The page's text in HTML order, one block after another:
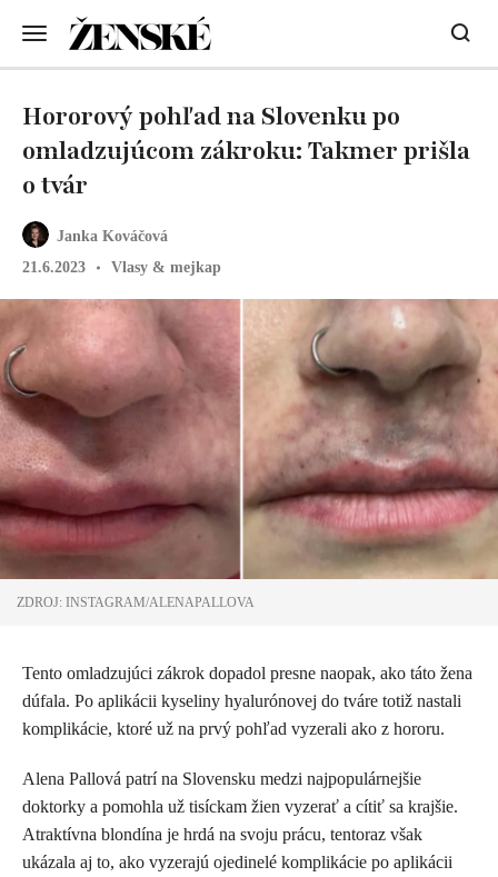
Janka Kováčová
21.6.2023
Vlasy & mejkap
Hororový pohľad na Slovenku po
omladzujúcom zákroku: Takmer prišla
o tvár
ZDROJ: INSTAGRAM/ALENAPALLOVA
Tento omladzujúci zákrok dopadol presne naopak, ako táto žena
dúfala. Po aplikácii kyseliny hyalurónovej do tváre totiž nastali
komplikácie, ktoré už na prvý pohľad vyzerali ako z hororu.
Alena Pallová patrí na Slovensku medzi najpopulárnejšie
doktorky a pomohla už tisíckam žien vyzerať a cítiť sa krajšie.
Atraktívna blondína je hrdá na svoju prácu, tentoraz však
ukázala aj to, ako vyzerajú ojedinelé komplikácie po aplikácii